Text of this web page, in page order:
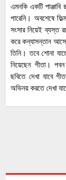
এমনকি একটি
পারেনি। অবশেষে
সংসার নিয়েই ব্যস্ত
করে কন্যাসন্তান
তিনি। তবে শোনা
নিয়েছেন গীতা। পবন
ছবিতে দেখা যাবে
অভিনয় করতে দেখা